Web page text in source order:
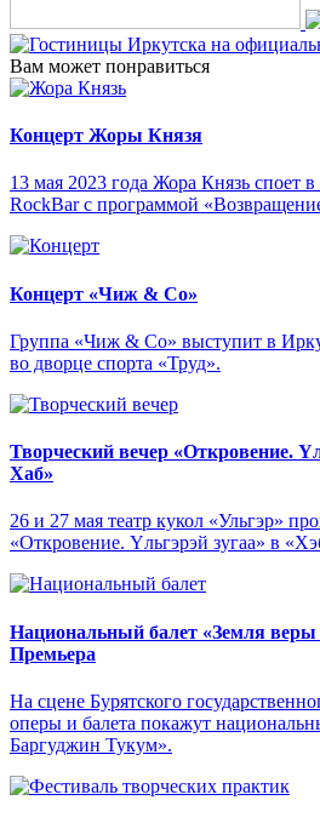
Вам может понравиться
Концерт Жоры Князя
13 мая 2023 года Жора Князь споет
RockBar с программой
Концерт «Чиж & Cо»
Группа «Чиж & Co» выступит в
во дворце спорта «Труд».
Творческий вечер «Откровение.
Хаб»
26 и 27 мая театр кукол «Ульгэр»
«Откровение. Yльгэрэй зугаа» в
Национальный балет «Земля
Премьера
На сцене Бурятского
оперы и балета покажут
Баргуджин Тукум‎».